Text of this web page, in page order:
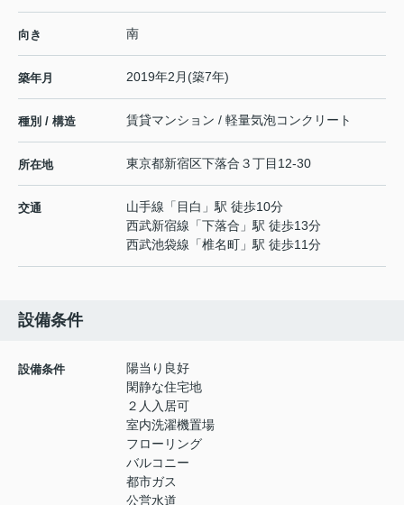
向き 南
築年月 2019年2月(築7年)
種別 / 構造 賃貸マンション / 軽量気泡コンクリート
所在地 東京都新宿区下落合 ３丁目12-30
交通 山手線 「 目白 」駅 徒歩10分
西武新宿線 「下落合 」駅 徒歩13分
西武池袋線 「椎名町 」駅 徒歩11分
設備条件
設備条件
陽当り良好
閑静な住宅地
２人入居可
室内洗濯機置場
フローリング
バルコニー
都市ガス
公営水道